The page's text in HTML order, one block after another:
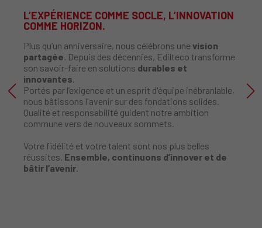
L’EXPÉRIENCE COMME SOCLE, L’INNOVATION
COMME HORIZON.
Plus qu’un anniversaire, nous célébrons une vision
partagée. Depuis des décennies, Edilteco transforme
son savoir-faire en solutions durables et
innovantes.
Portés par l’exigence et un esprit d'équipe inébranlable,
nous bâtissons l'avenir sur des fondations solides.
Qualité et responsabilité guident notre ambition
commune vers de nouveaux sommets.
Votre fidélité et votre talent sont nos plus belles
réussites. Ensemble, continuons d’innover et de
bâtir l’avenir.